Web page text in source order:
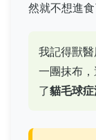
然就不想進食
我記得獸
一團抹布
了貓毛球